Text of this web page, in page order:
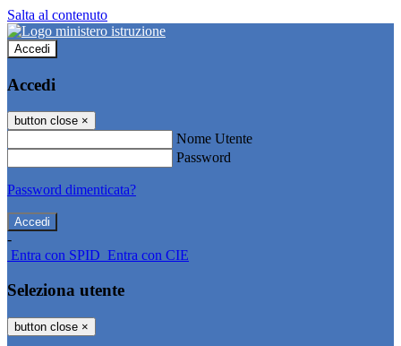
Salta al contenuto
Accedi
Accedi
button close ×
Nome Utente
Password
Password dimenticata?
-
Entra con SPID Entra con CIE
Seleziona utente
button close ×